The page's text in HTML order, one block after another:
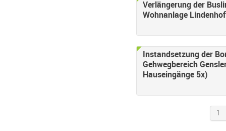
Verlängerung der
Wohnanlage
Instandsetzung der
Gehwegbereich
Hauseingänge 5x)
1